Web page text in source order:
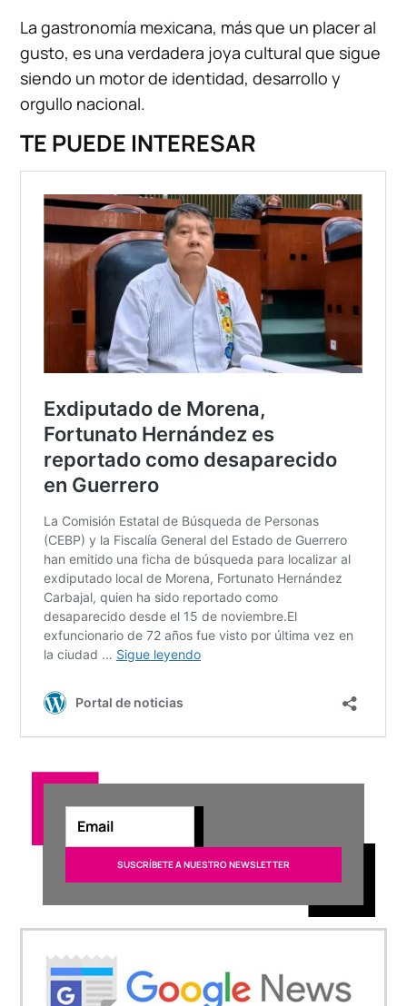
La gastronomía mexicana, más que un placer al
gusto, es una verdadera joya cultural que sigue
siendo un motor de identidad, desarrollo y
orgullo nacional.
TE PUEDE INTERESAR